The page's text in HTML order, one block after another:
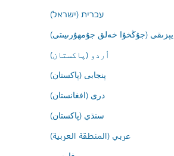
עברית (ישראל)
يېزىقى (جۇڭخۇا خەلق جۇمھۇرىيىتى)
اُردو (پاکستان)
پنجابی (پاکستان)
درى (افغانستان)
سنڌي (پاکستان)
عربي (المنطقة العربية)